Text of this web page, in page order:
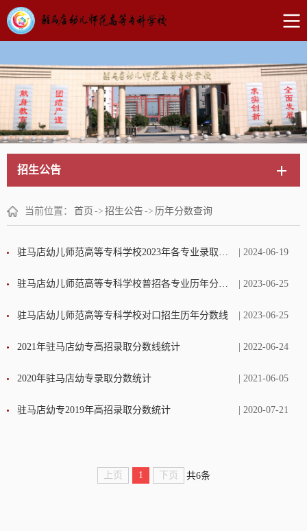
招生公告
当前位置： 首页 -> 招生公告-> 历年分数查询
| 2024-06-19
驻马店幼儿师范高等专科学校2023年各专业录取分数线
| 2023-06-25
驻马店幼儿师范高等专科学校普招各专业历年分数线
| 2023-06-25
驻马店幼儿师范高等专科学校对口招生历年分数线
| 2022-06-24
2021年驻马店幼专高招录取分数线统计
| 2021-06-05
2020年驻马店幼专录取分数统计
| 2020-07-21
驻马店幼专2019年高招录取分数统计
上页 1 下页 共6条